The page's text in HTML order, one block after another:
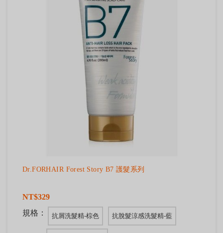
Dr.FORHAIR Forest Story B7 護髮系列
NT$329
規格：
抗屑洗髮精-棕色 抗脫髮涼感洗髮精-藍